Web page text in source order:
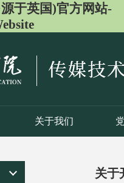
于英国)官方网站-
关于我们
关于